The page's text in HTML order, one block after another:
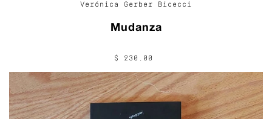
Verónica Gerber Bicecci
Mudanza
$ 230.00